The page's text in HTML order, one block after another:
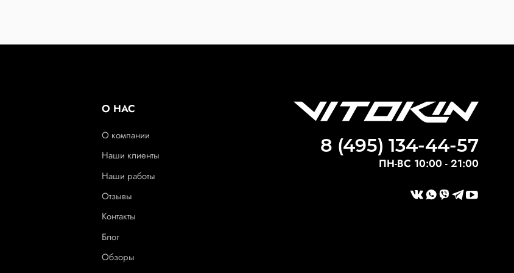
О НАС
О компании
Наши клиенты
Наши работы
Отзывы
Контакты
Блог
Обзоры
8 (495) 134-44-57
ПН-ВС 10:00 - 21:00